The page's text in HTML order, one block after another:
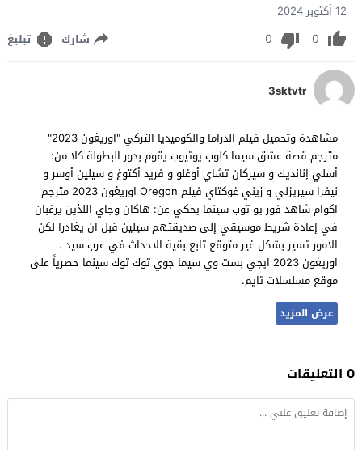
12 أكتوبر 2024
0
0 شارك تبليغ
3sktvtr
مشاهدة وتحميل فيلم الدراما والكوميديا التركي "اوريغون 2023"
مترجم قصة عشق سيما كلوب يوتيوب يقوم بدور البطولة كلا من:
أسلي إنانديك و سيركان تشاي أوغلو و فريد أكتوغ و سيلين أوسر و
نيفرا سيريزلي و زيني غوكتاي فيلم Oregon اوريغون 2023 مترجم
اكوام شاهد فور يو توب سينما يحكي عن: هاكان وجاي اللذين يرغبان
في إعادة شريط موسيقي إلى صديقتهم سيلين قبل ان يغادرا لكن
الامور تسير بشكل غير متوقع تابع بقية الاحداث في عرب سيد .
اوريغون 2023 ايجي بست وي سيما جوي توك توك سينما حصرياً على
موقع مسلسلات تايم.
عرض المزيد
0 التعليقات